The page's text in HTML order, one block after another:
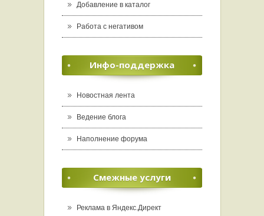
Добавление в каталог
Работа с негативом
Инфо-поддержка
Новостная лента
Ведение блога
Наполнение форума
Смежные услуги
Реклама в Яндекс.Директ